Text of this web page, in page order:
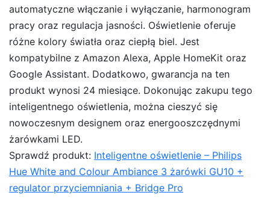
automatyczne włączanie i wyłączanie, harmonogram
pracy oraz regulacja jasności. Oświetlenie oferuje
różne kolory światła oraz ciepłą biel. Jest
kompatybilne z Amazon Alexa, Apple HomeKit oraz
Google Assistant. Dodatkowo, gwarancja na ten
produkt wynosi 24 miesiące. Dokonując zakupu tego
inteligentnego oświetlenia, można cieszyć się
nowoczesnym designem oraz energooszczędnymi
żarówkami LED.
Sprawdź produkt: Inteligentne oświetlenie – Philips
Hue White and Colour Ambiance 3 żarówki GU10 +
regulator przyciemniania + Bridge Pro